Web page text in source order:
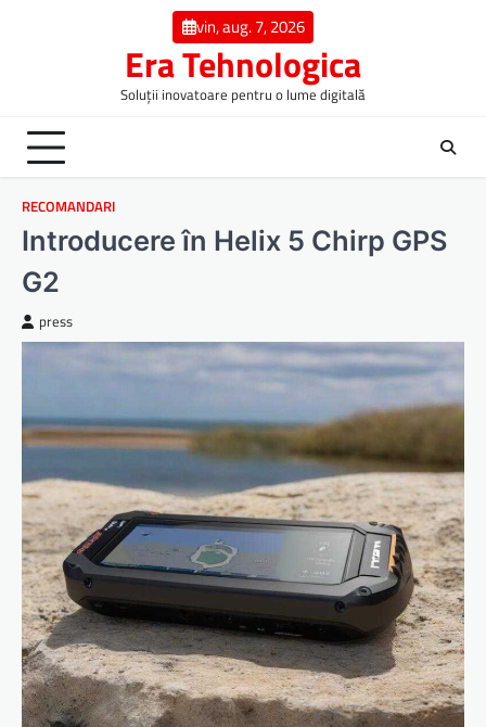
vin, aug. 7, 2026
Era Tehnologica
Soluții inovatoare pentru o lume digitală
RECOMANDARI
Introducere în Helix 5 Chirp GPS
G2
press